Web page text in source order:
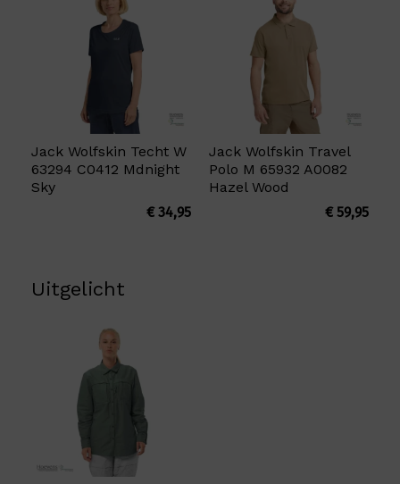
Jack Wolfskin Techt W
63294 C0412 Mdnight
Sky
€34,95
Jack Wolfskin Travel
Polo M 65932 A0082
Hazel Wood
€59,95
Uitgelicht